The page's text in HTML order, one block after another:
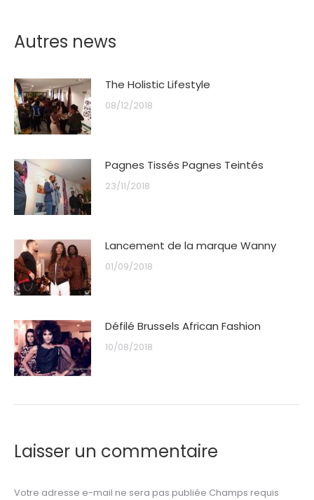
Autres news
The Holistic Lifestyle
08/12/2018
Pagnes Tissés Pagnes Teintés
23/11/2018
Lancement de la marque Wanny
01/09/2018
Défilé Brussels African Fashion
10/08/2018
Laisser un commentaire
Votre adresse e-mail ne sera pas publiée Champs requis